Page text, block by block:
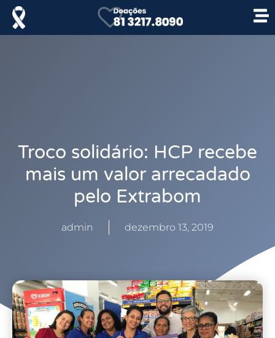
Troco solidário: HCP recebe
mais um valor arrecadado
pelo Extrabom
admin dezembro 13, 2019